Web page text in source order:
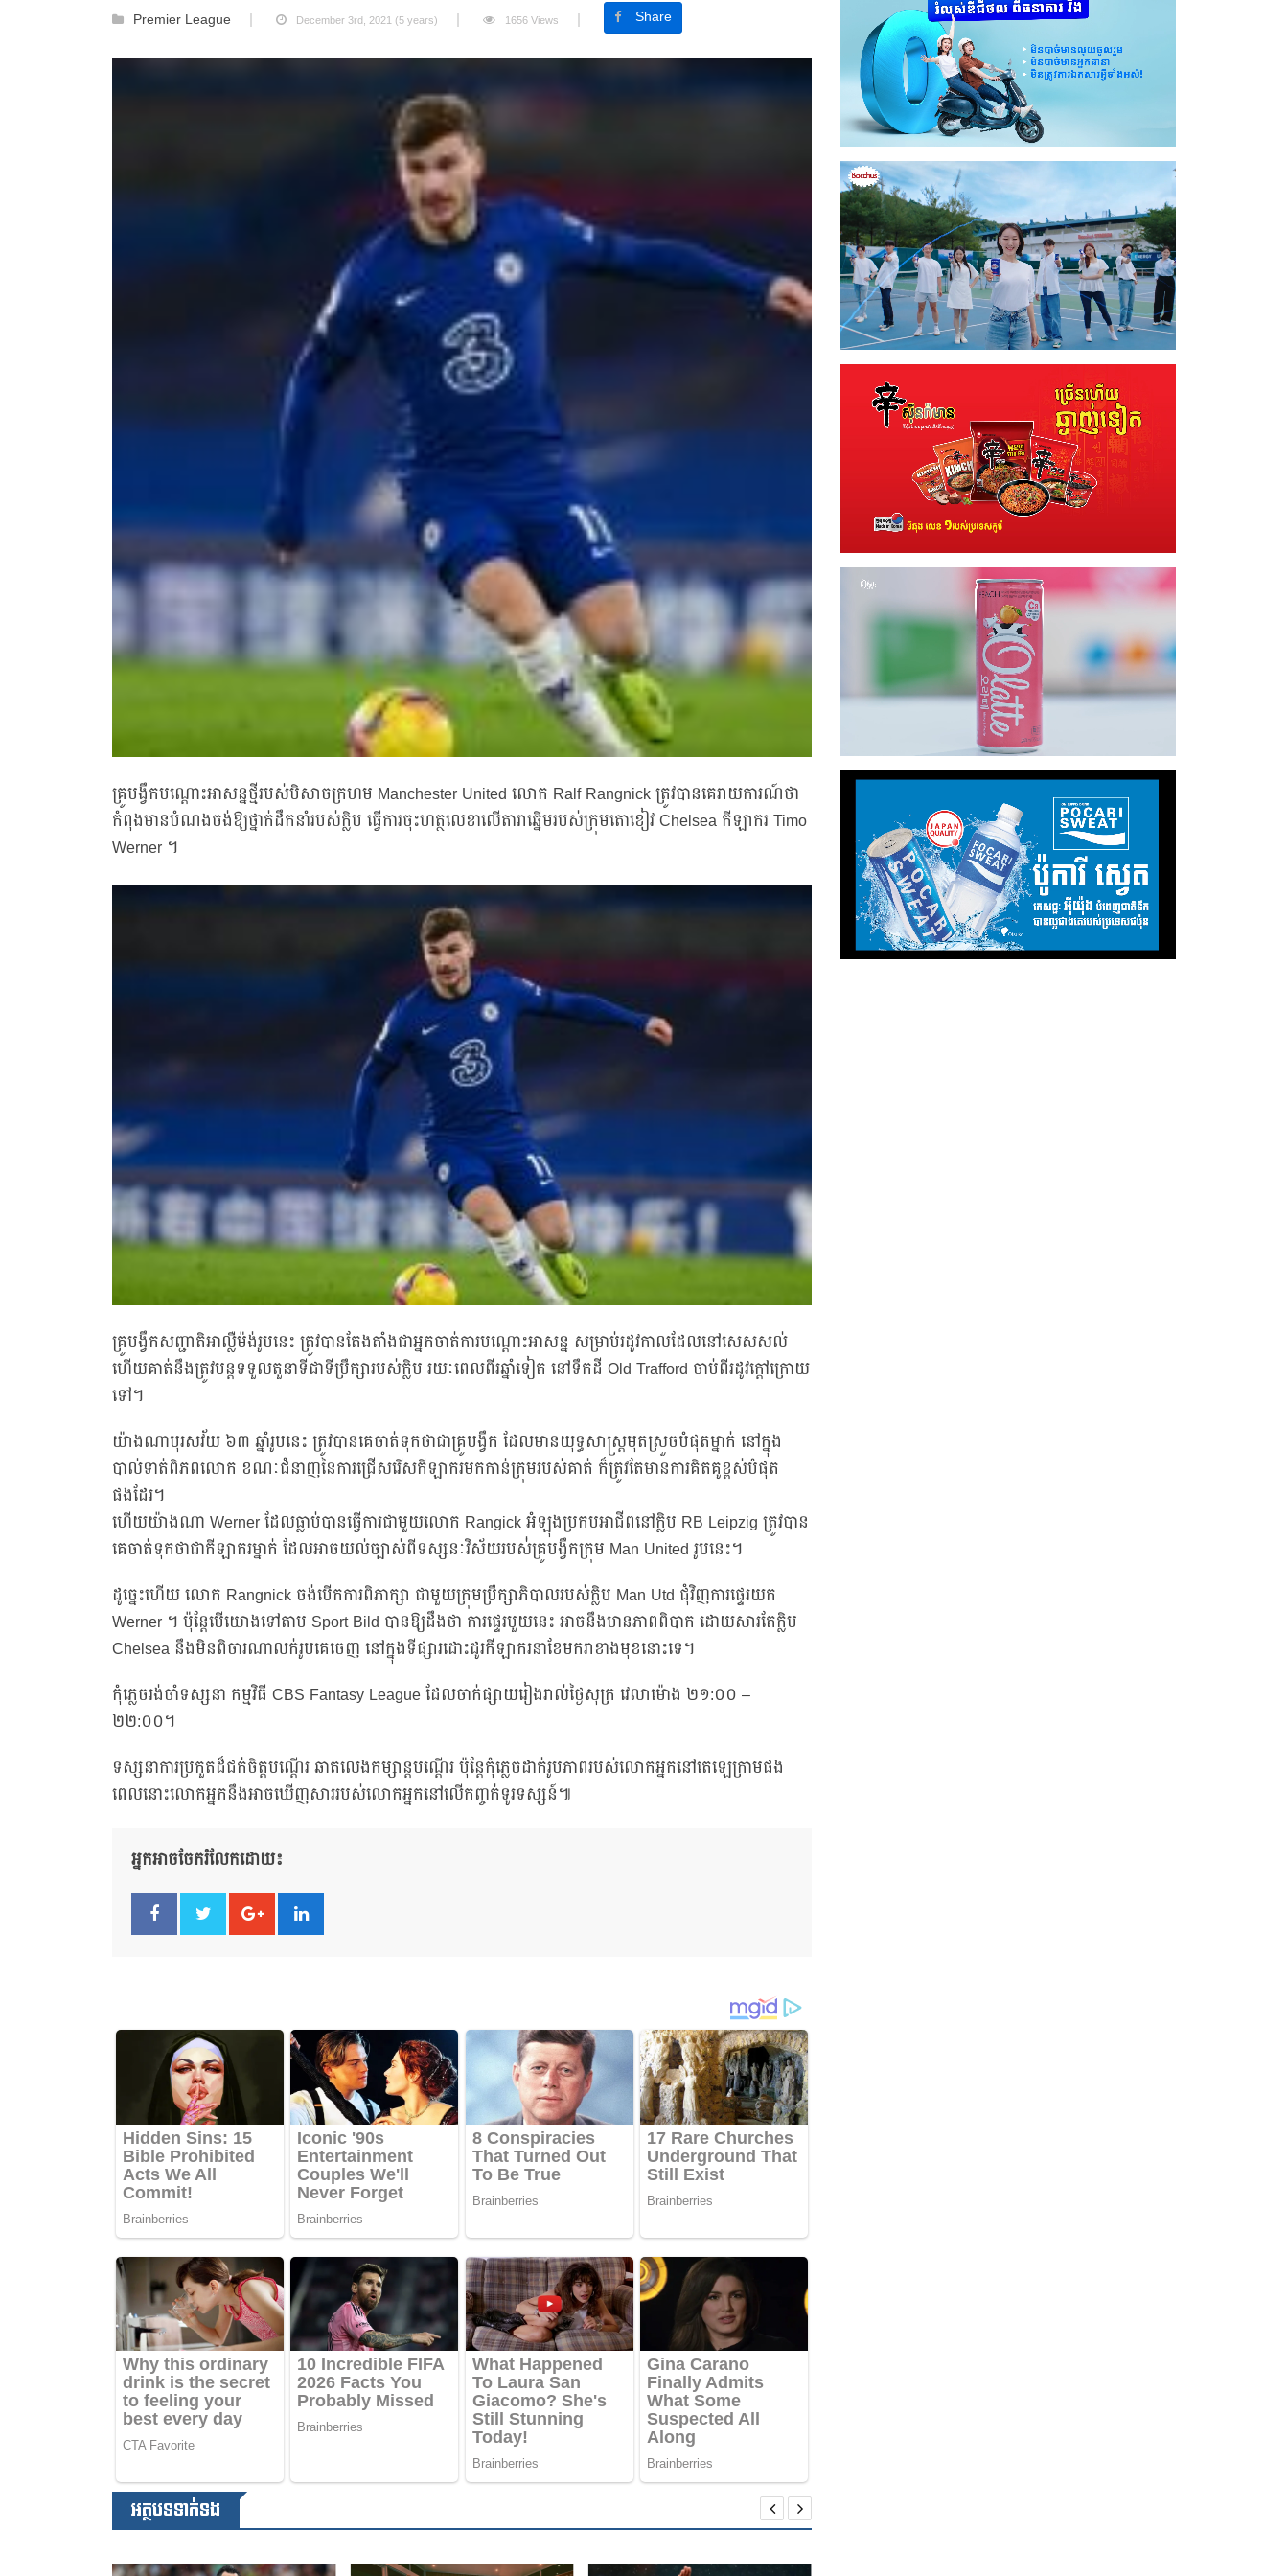
Premier League December 3rd, 2021 (5 years) 1656 Views Share
គ្រូបង្វឹកបណ្ដោះអាសន្នថ្មីរបស់បិសាចក្រហម Manchester United លោក Ralf Rangnick ត្រូវបានគេរាយការណ៍ថា
កំពុងមានបំណងចង់ឱ្យថ្នាក់ដឹកនាំរបស់ក្លិប ធ្វើការចុះហត្ថលេខាលើតារាឆ្នើមរបស់ក្រុមតោខៀវ Chelsea កីឡាករ Timo
Werner ។
គ្រូបង្វឹកសញ្ជាតិអាល្លឺម៉ង់រូបនេះ ត្រូវបានតែងតាំងជាអ្នកចាត់ការបណ្ដោះអាសន្ន សម្រាប់រដូវកាលដែលនៅសេសសល់
ហើយគាត់នឹងត្រូវបន្តទទួលតួនាទីជាទីប្រឹក្សារបស់ក្លិប រយៈពេលពីរឆ្នាំទៀត នៅទឹកដី Old Trafford ចាប់ពីរដូវក្តៅក្រោយ
ទៅ។
យ៉ាងណាបុរសវ័យ ៦៣ ឆ្នាំរូបនេះ ត្រូវបានគេចាត់ទុកថាជាគ្រូបង្វឹក ដែលមានយុទ្ធសាស្ត្រមុតស្រួចបំផុតម្នាក់ នៅក្នុង
បាល់ទាត់ពិភពលោក ខណៈជំនាញនៃការជ្រើសរើសកីឡាករមកកាន់ក្រុមរបស់គាត់ ក៏ត្រូវតែមានការគិតគូខ្ពស់បំផុត
ផងដែរ។
ហើយយ៉ាងណា Werner ដែលធ្លាប់បានធ្វើការជាមួយលោក Rangick អំឡុងប្រកបអាជីពនៅក្លិប RB Leipzig ត្រូវបាន
គេចាត់ទុកថាជាកីឡាករម្នាក់ ដែលអាចយល់ច្បាស់ពីទស្សនៈវិស័យរបស់់គ្រូបង្វឹកក្រុម Man United រូបនេះ។
ដូច្នេះហើយ លោក Rangnick ចង់បើកការពិភាក្សា ជាមួយក្រុមប្រឹក្សាភិបាលរបស់ក្លិប Man Utd ជុំវិញការផ្ទេរយក
Werner ។ ប៉ុន្តែបើយោងទៅតាម Sport Bild បានឱ្យដឹងថា ការផ្ទេរមួយនេះ អាចនឹងមានភាពពិបាក ដោយសារតែក្លិប
Chelsea នឹងមិនពិចារណាលក់រូបគេចេញ នៅក្នុងទីផ្សារដោះដូរកីឡាករនាខែមករាខាងមុខនោះទេ។
កុំភ្លេចរង់ចាំទស្សនា កម្មវិធី CBS Fantasy League ដែលចាក់ផ្សាយរៀងរាល់ថ្ងៃសុក្រ វេលាម៉ោង ២១:០០ –
២២:០០។
ទស្សនាការប្រកួតដ៏ជក់ចិត្តបណ្តើរ ឆាតលេងកម្សាន្តបណ្តើរ ប៉ុន្តែកុំភ្លេចដាក់រូបភាពរបស់លោកអ្នកនៅតេឡេក្រាមផង
ពេលនោះលោកអ្នកនឹងអាចឃើញសាររបស់លោកអ្នកនៅលើកញ្ចក់ទូរទស្សន៍៕
អ្នកអាចចែករំលែកដោយ៖
អត្ថបទទាក់ទង